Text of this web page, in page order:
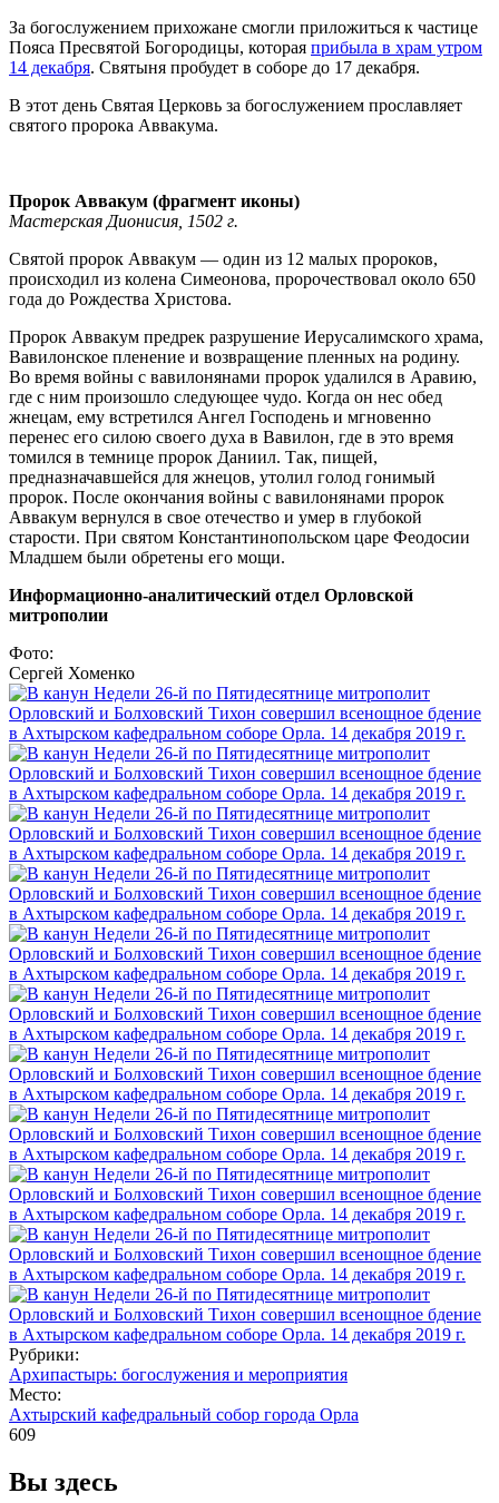
За богослужением прихожане смогли приложиться к частице
Пояса Пресвятой Богородицы, которая прибыла в храм утром
14 декабря. Святыня пробудет в соборе до 17 декабря.
В этот день Святая Церковь за богослужением прославляет
святого пророка Аввакума.
Пророк Аввакум (фрагмент иконы)
Мастерская Дионисия, 1502 г.
Святой пророк Аввакум — один из 12 малых пророков,
происходил из колена Симеонова, пророчествовал около 650
года до Рождества Христова.
Пророк Аввакум предрек разрушение Иерусалимского храма,
Вавилонское пленение и возвращение пленных на родину.
Во время войны с вавилонянами пророк удалился в Аравию,
где с ним произошло следующее чудо. Когда он нес обед
жнецам, ему встретился Ангел Господень и мгновенно
перенес его силою своего духа в Вавилон, где в это время
томился в темнице пророк Даниил. Так, пищей,
предназначавшейся для жнецов, утолил голод гонимый
пророк. После окончания войны с вавилонянами пророк
Аввакум вернулся в свое отечество и умер в глубокой
старости. При святом Константинопольском царе Феодосии
Младшем были обретены его мощи.
Информационно-аналитический отдел Орловской
митрополии
Фото:
Сергей Хоменко
Рубрики:
Архипастырь: богослужения и мероприятия
Место:
Ахтырский кафедральный собор города Орла
609
Вы здесь